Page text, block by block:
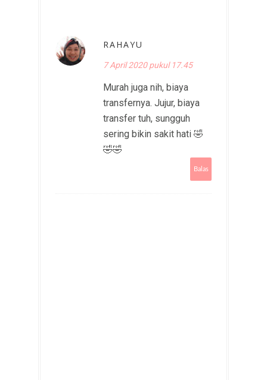
RAHAYU
7 April 2020 pukul 17.45
Murah juga nih, biaya
transfernya. Jujur, biaya
transfer tuh, sungguh
sering bikin sakit hati 🤣
🤣🤣
Balas